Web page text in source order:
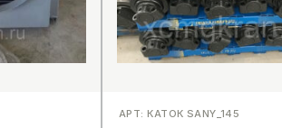
АРТ: КАТОК SANY_145